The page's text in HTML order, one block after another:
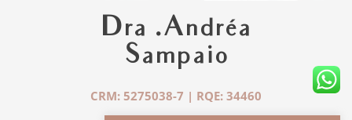
Dra .Andréa
Sampaio
CRM: 5275038-7 | RQE: 34460